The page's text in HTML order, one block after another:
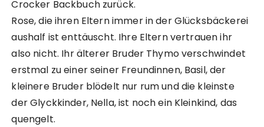
Crocker Backbuch zurück.
Rose, die ihren Eltern immer in der Glücksbäckerei
aushalf ist enttäuscht. Ihre Eltern vertrauen ihr
also nicht. Ihr älterer Bruder Thymo verschwindet
erstmal zu einer seiner Freundinnen, Basil, der
kleinere Bruder blödelt nur rum und die kleinste
der Glyckkinder, Nella, ist noch ein Kleinkind, das
quengelt.